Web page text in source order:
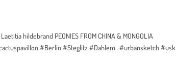
hildebrand PEONIES FROM CHINA & MONGOLIA
#Berlin #Steglitz #Dahlem . #urbansketch #usk